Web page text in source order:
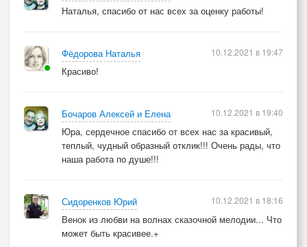
Нас весна с тобой свела,
(Проигрыш)
И летят без промедления
Стрелки быстро на часах -
Задержите нам мгновения,
Я прошу вас небеса!.. небеса!..
Припев:
В сказке таю, улетая,
Нас весна с тобой свела,
Наталья, спасибо от нас всех за оценку работы!
Фёдорова Наталья
Красиво!
10.12.2021 в 19:47
Бочаров Алексей и Елена
Юра, сердечное спасибо от всех нас за красивый,
теплый, чудный образный отклик!!! Очень рады, что
наша работа по душе!!!
10.12.2021 в 19:40
Сидоренков Юрий
Венок из любви на волнах сказочной мелодии... Что
может быть красивее.+
10.12.2021 в 18:16